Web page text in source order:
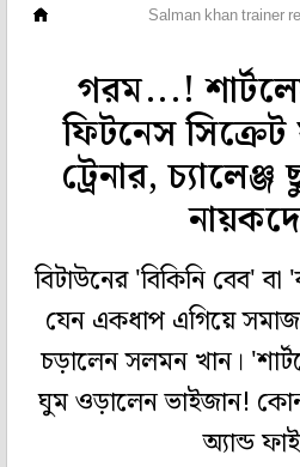
Salman khan trainer
গরম...!
ফিটনেস
ট্রেনার,
বিটাউনের 'বিকিনি বেব'
যেন একধাপ এগিয়ে
চড়ালেন সলমন খান।
ঘুম ওড়ালেন ভাইজান!
অ্যান্ড